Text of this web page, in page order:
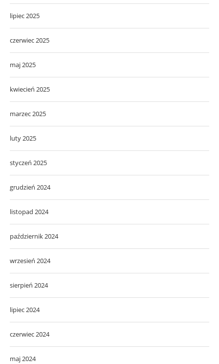
lipiec 2025
czerwiec 2025
maj 2025
kwiecień 2025
marzec 2025
luty 2025
styczeń 2025
grudzień 2024
listopad 2024
październik 2024
wrzesień 2024
sierpień 2024
lipiec 2024
czerwiec 2024
maj 2024